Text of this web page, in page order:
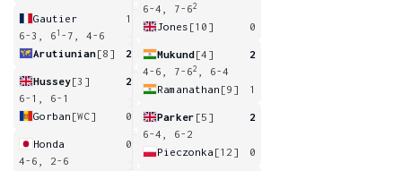
Gautier
1
6-3, 6 1 -7, 4-6
Arutiunian[8] 2
Hussey[3]
2
6-1, 6-1
Gorban [WC] 0
Honda
0
4-6, 2-6
6-4, 7-62
Jones [10] 0
Mukund[4]
2
4-6, 7-62
, 6-4
Ramanathan [9] 1
Parker [5]
2
6-4, 6-2
Pieczonka [12] 0